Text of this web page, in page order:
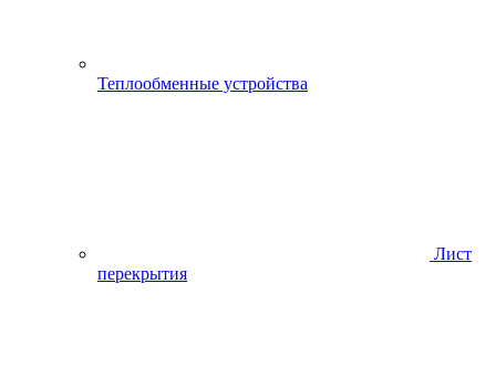
Теплообменные устройства
Лист
перекрытия